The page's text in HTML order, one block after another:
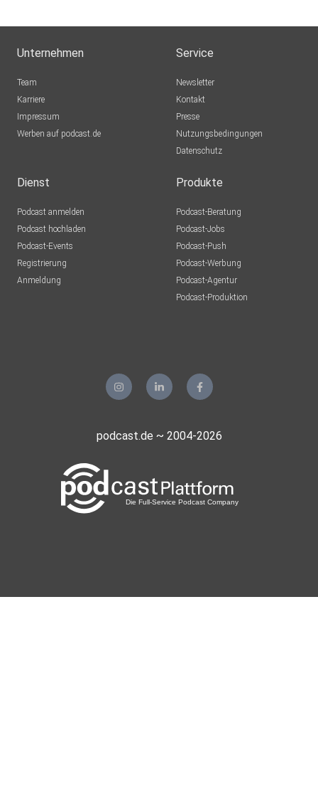
Unternehmen
Team
Karriere
Impressum
Werben auf podcast.de
Service
Newsletter
Kontakt
Presse
Nutzungsbedingungen
Datenschutz
Dienst
Podcast anmelden
Podcast hochladen
Podcast-Events
Registrierung
Anmeldung
Produkte
Podcast-Beratung
Podcast-Jobs
Podcast-Push
Podcast-Werbung
Podcast-Agentur
Podcast-Produktion
podcast.de ~ 2004-2026